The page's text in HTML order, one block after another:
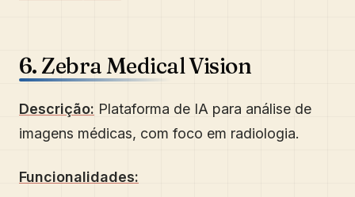
6. Zebra Medical Vision
Descrição: Plataforma de IA para análise de
imagens médicas, com foco em radiologia.
Funcionalidades: